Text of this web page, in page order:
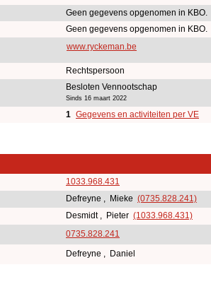
Geen gegevens opgenomen in KBO.
Geen gegevens opgenomen in KBO.
www.ryckeman.be
Rechtspersoon
Besloten Vennootschap
Sinds 16 maart 2022
1 Gegevens en activiteiten per VE
1033.968.431
Defreyne , Mieke (0735.828.241)
Desmidt , Pieter (1033.968.431)
0735.828.241
Defreyne , Daniel